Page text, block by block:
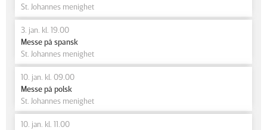
St. Johannes menighet
3. jan. kl. 19.00
Messe på spansk
St. Johannes menighet
10. jan. kl. 09.00
Messe på polsk
St. Johannes menighet
10. jan. kl. 11.00